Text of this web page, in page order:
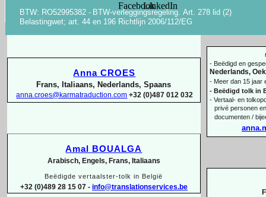
- Copywriting,
- Beëdigd en
Nederlands,
- Meer dan 15 jaar
- Beëdigd tolk in
- Vertaal- en
privé personen
documenten /
+32 (0)494 03 05 67- anton@klevansky.com
www.klevansky.com
Anna CROES
Frans, Italiaans, Nederlands, Spaans
anna.croes@karmatraduction.com +32 (0)487 012 032
Amal BOUALGA
Arabisch, Engels, Frans, Italiaans
Beëdigde vertaalster-tolk in België
+32 (0)489 28 15 07 - info@translationservices.be
BTW: RO52995382 - BTW-verleggingsregeling. Art. 278 lid (2)
Belastingwet; art. 44 en 196 Richtlijn 2006/112/EG